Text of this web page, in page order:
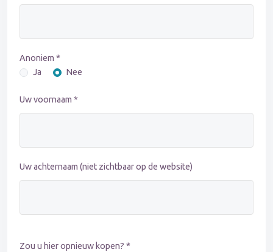
Anoniem *
Ja
Nee
Uw voornaam *
Uw achternaam (niet zichtbaar op de website)
Zou u hier opnieuw kopen? *